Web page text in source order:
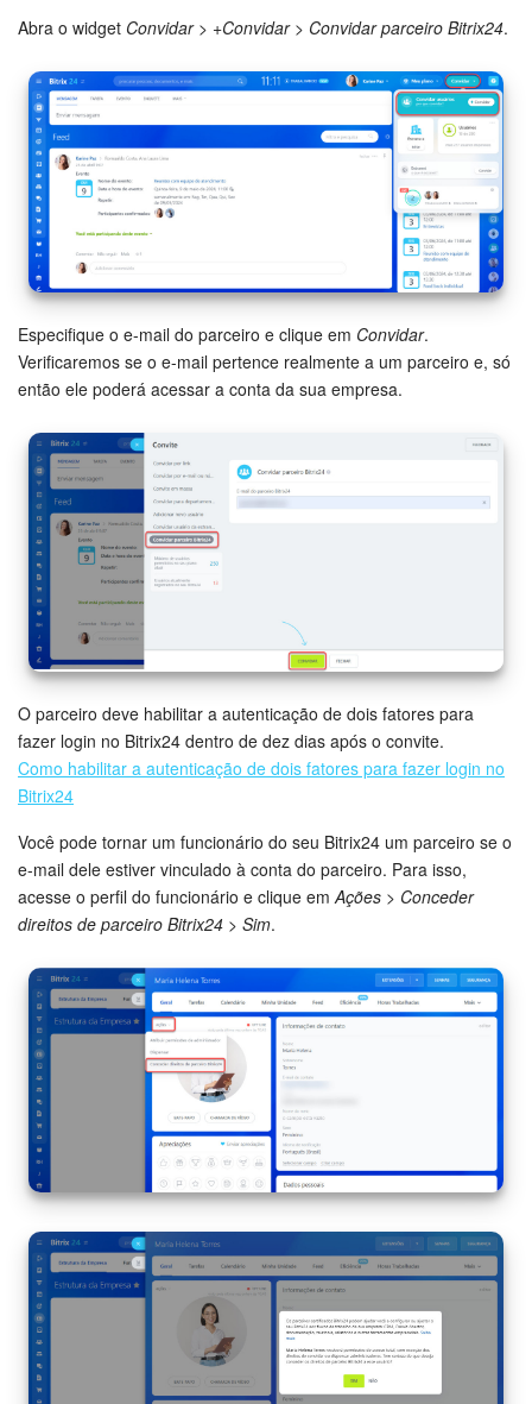
Market (Aplicativos)
Assinatura
Configurações
Widget de colaborador
Bitrix24 Messenger
Bitrix24 On-premise
Questões Gerais
COMECE GRÁTIS
Abra o widget Convidar> +Convidar> Convidar parceiro Bitrix24.
Especifique o e-mail do parceiro e clique em Convidar.
Verificaremos se o e-mail pertence realmente a um parceiro e, só
então ele poderá acessar a conta da sua empresa.
O parceiro deve habilitar a autenticação de dois fatores para
fazer login no Bitrix24 dentro de dez dias após o convite.
Como habilitar a autenticação de dois fatores para fazer login no
Bitrix24
Você pode tornar um funcionário do seu Bitrix24 um parceiro se o
e-mail dele estiver vinculado à conta do parceiro. Para isso,
acesse o perfil do funcionário e clique em Ações > Conceder
direitos de parceiro Bitrix24 > Sim.